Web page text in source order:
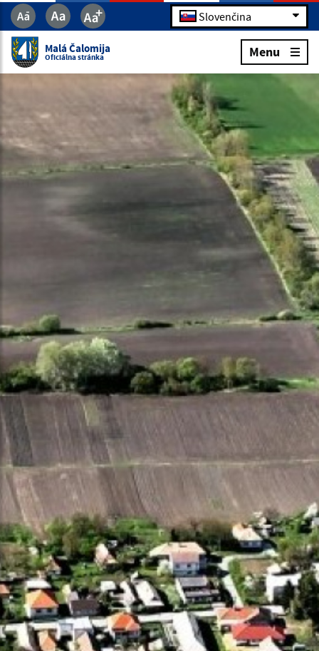
Slovenčina
Malá Čalomija
Oficiálna stránka Menu